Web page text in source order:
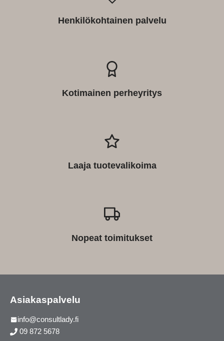
Henkilökohtainen palvelu
Kotimainen perheyritys
Laaja tuotevalikoima
Nopeat toimitukset
Asiakaspalvelu
info@consultlady.fi
09 872 5678